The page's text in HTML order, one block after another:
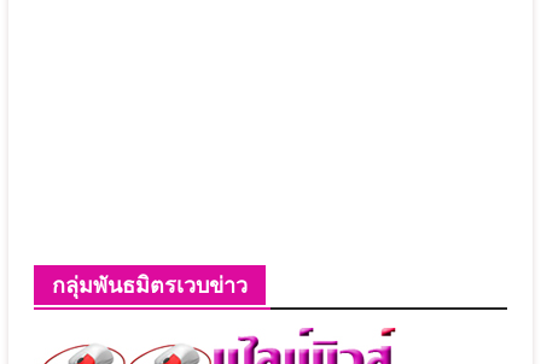
กลุ่มพันธมิตรเวบข่าว